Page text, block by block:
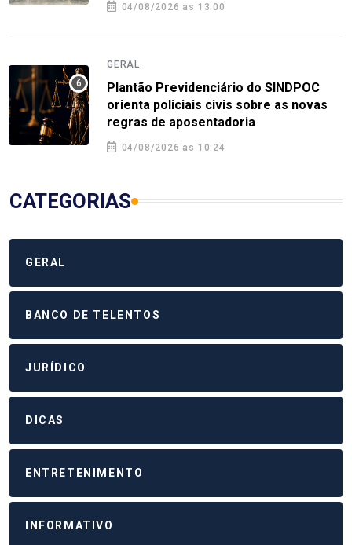
04/08/2026 as 13:00
GERAL
Plantão Previdenciário do SINDPOC
orienta policiais civis sobre as novas
regras de aposentadoria
04/08/2026 as 10:24
CATEGORIAS
GERAL
BANCO DE TELENTOS
JURÍDICO
DICAS
ENTRETENIMENTO
INFORMATIVO